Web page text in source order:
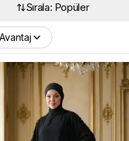
Sırala: Popüler
Avantaj